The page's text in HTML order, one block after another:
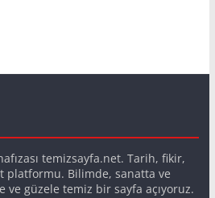
temizsayfa.net. Tarih, fikir,
platformu. Bilimde, sanatta ve
ve güzele temiz bir sayfa açıyoruz.